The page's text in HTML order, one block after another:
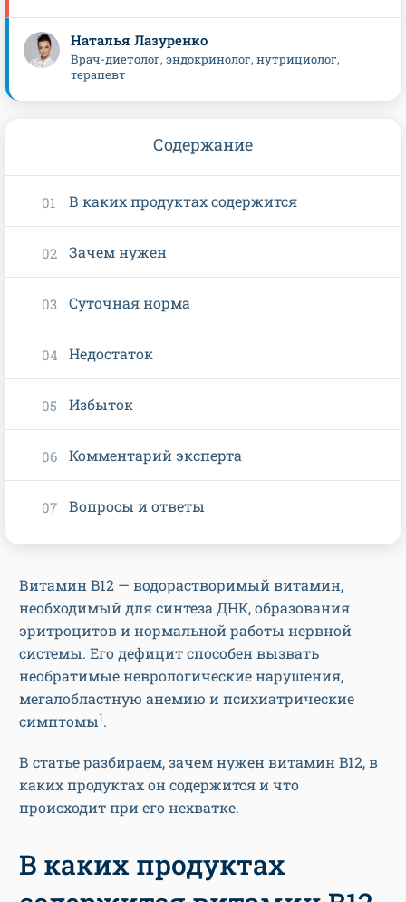
Витамин B12 — водорастворимый витамин,
необходимый для синтеза ДНК, образования
эритроцитов и нормальной работы нервной
системы. Его дефицит способен вызвать
необратимые неврологические нарушения,
мегалобластную анемию и психиатрические
симптомы1.
В статье разбираем, зачем нужен витамин B12, в
каких продуктах он содержится и что
происходит при его нехватке.
В каких продуктах
Наталья Лазуренко
Врач-диетолог, эндокринолог, нутрициолог,
терапевт
Содержание
В каких продуктах содержится
Зачем нужен
Суточная норма
Недостаток
Избыток
Комментарий эксперта
Вопросы и ответы